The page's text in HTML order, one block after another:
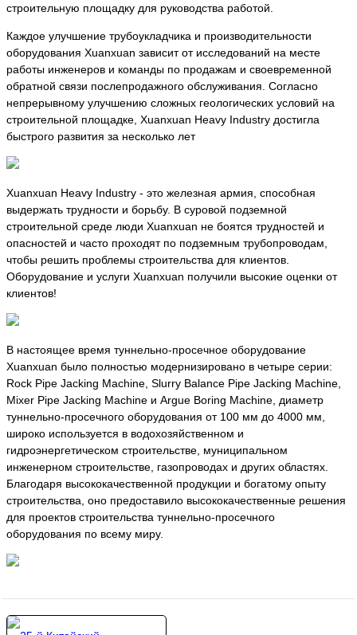
строительную площадку для руководства работой.
Каждое улучшение трубоукладчика и производительности
оборудования Xuanxuan зависит от исследований на месте
работы инженеров и команды по продажам и своевременной
обратной связи послепродажного обслуживания. Согласно
непрерывному улучшению сложных геологических условий на
строительной площадке, Xuanxuan Heavy Industry достигла
быстрого развития за несколько лет
Xuanxuan Heavy Industry - это железная армия, способная
выдержать трудности и борьбу. В суровой подземной
строительной среде люди Xuanxuan не боятся трудностей и
опасностей и часто проходят по подземным трубопроводам,
чтобы решить проблемы строительства для клиентов.
Оборудование и услуги Xuanxuan получили высокие оценки от
клиентов!
В настоящее время туннельно-просечное оборудование
Xuanxuan было полностью модернизировано в четыре серии:
Rock Pipe Jacking Machine, Slurry Balance Pipe Jacking Machine,
Mixer Pipe Jacking Machine и Argue Boring Machine, диаметр
туннельно-просечного оборудования от 100 мм до 4000 мм,
широко используется в водохозяйственном и
гидроэнергетическом строительстве, муниципальном
инженерном строительстве, газопроводах и других областях.
Благодаря высококачественной продукции и богатому опыту
строительства, оно предоставило высококачественные решения
для проектов строительства туннельно-просечного
оборудования по всему миру.